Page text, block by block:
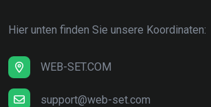
Hier unten finden Sie unsere Koordinaten:
WEB-SET.COM
support@web-set.com